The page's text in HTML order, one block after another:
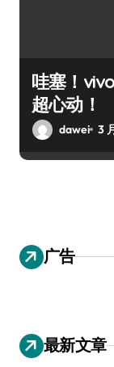
哇塞！
超心动！
dawei 3
广告
最新文章